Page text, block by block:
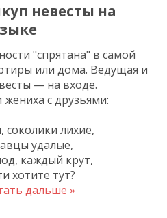
невесты на
"спрятана" в самой
или дома. Ведущая и
— на входе.
с друзьями:
лихие,
удалые,
каждый крут,
хотите тут?
дальше »